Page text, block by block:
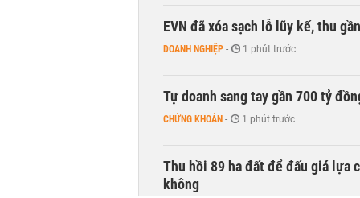
EVN đã xóa sạch lỗ lũy kế, thu
DOANH NGHIỆP - 1 phút trước
Tự doanh sang tay gần 700 tỷ
CHỨNG KHOÁN - 1 phút trước
Thu hồi 89 ha đất để đấu giá lựa
không